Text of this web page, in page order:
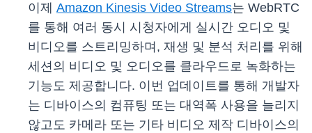
이제 Amazon Kinesis Video Streams는 WebRTC
를 통해 여러 동시 시청자에게 실시간 오디오 및
비디오를 스트리밍하며, 재생 및 분석 처리를 위해
세션의 비디오 및 오디오를 클라우드로 녹화하는
기능도 제공합니다. 이번 업데이트를 통해 개발자
는 디바이스의 컴퓨팅 또는 대역폭 사용을 늘리지
않고도 카메라 또는 기타 비디오 제작 디바이스의